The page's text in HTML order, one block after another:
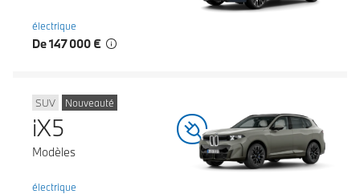
électrique
De 147 000 €
SUV Nouveauté
iX5
Modèles
électrique